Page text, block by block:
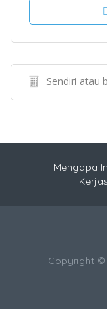
Sendiri atau
Mengapa
Copyright ©